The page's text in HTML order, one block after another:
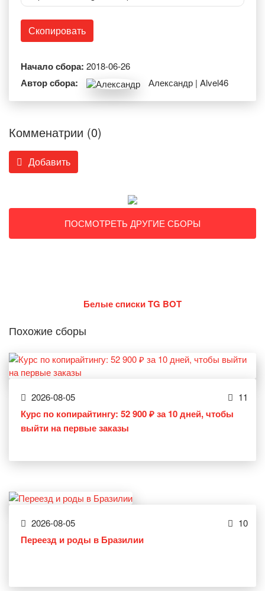
Скопировать
Начало сбора: 2018-06-26
Автор сбора: Александр | Alvel46
Комменатрии (0)
Добавить
ПОСМОТРЕТЬ ДРУГИЕ СБОРЫ
Белые списки TG BOT
Похожие сборы
2026-08-05 11
Курс по копирайтингу: 52 900 ₽ за 10 дней, чтобы
выйти на первые заказы
2026-08-05 10
Переезд и роды в Бразилии